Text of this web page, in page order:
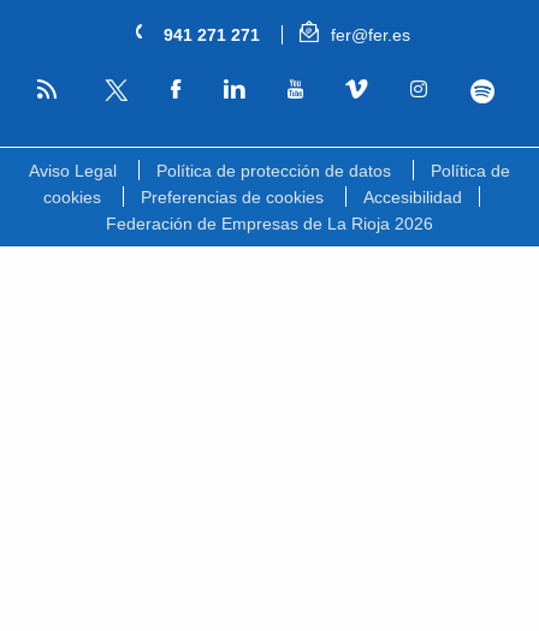
941 271 271 fer@fer.es
RSS
Aviso Legal Política de protección de datos
Política de
cookies
Preferencias de cookies
Accesibilidad
Federación de Empresas de La Rioja 2026